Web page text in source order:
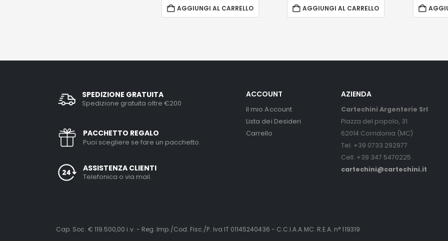
AGGIUNGI AL CARRELLO AGGIUNGI AL CARRELLO
SPEDIZIONE GRATUITA
Spedizione gratuita oltre €200
PACCHETTO REGALO
Puoi scegliere se fare un pacchetto.
ASSISTENZA CLIENTI
Telefonica o via mail.
ACCOUNT
Il mio Account
Lista dei Desideri
Carrello
AZIENDA
Cartechini Argenterie Srl
Piazza del popolo, 31
62014 Corridonia (MC)
Tel. +39 0733 292977
Cell. +39 347 5470225
cartechini@cartechini.it
Cap. Soc. € 119.500,00 i.v. - Reg. Imp./Cod. Fisc./P. Iva IT 01145240436 - C.C.I.A.A.MC. R.E.A. n° 119319